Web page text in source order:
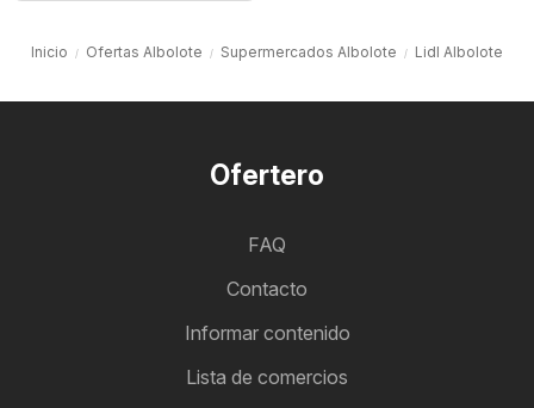
Inicio Ofertas Albolote Supermercados Albolote Lidl Albolote
Ofertero
FAQ
Contacto
Informar contenido
Lista de comercios